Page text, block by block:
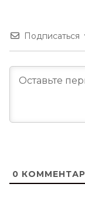
Подписаться
0